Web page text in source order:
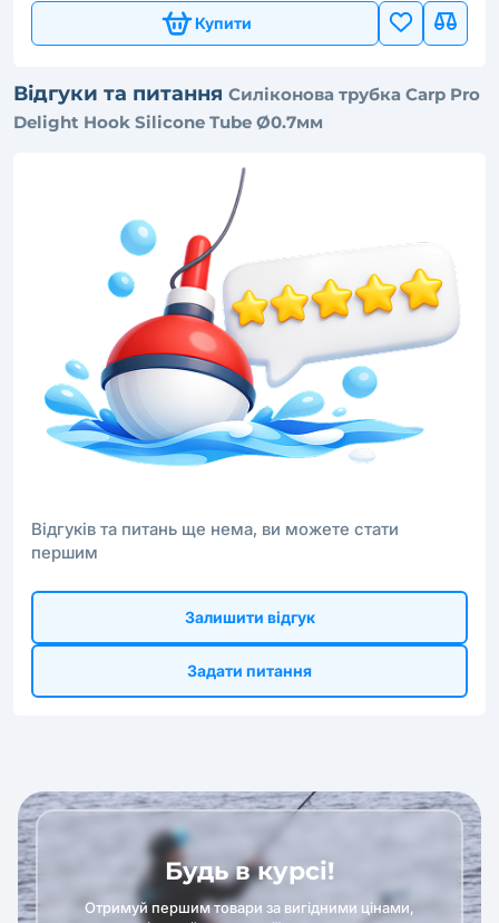
Купити
Відгуки та питання Силіконова трубка Carp Pro
Delight Hook Silicone Tube Ø0.7мм
Відгуків та питань ще нема, ви можете стати
першим
Залишити відгук
Задати питання
Будь в курсі!
Отримуй першим товари за вигідними цінами,